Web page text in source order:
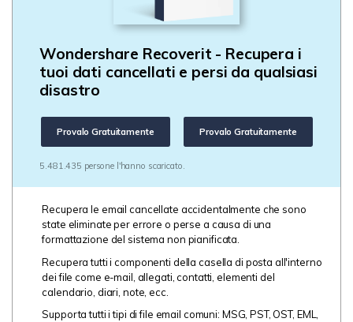
Wondershare Recoverit - Recupera i
tuoi dati cancellati e persi da qualsiasi
disastro
Provalo Gratuitamente Provalo Gratuitamente
5.481.435 persone l'hanno scaricato.
Recupera le email cancellate accidentalmente che sono
state eliminate per errore o perse a causa di una
formattazione del sistema non pianificata.
Recupera tutti i componenti della casella di posta all'interno
dei file come e-mail, allegati, contatti, elementi del
calendario, diari, note, ecc.
Supporta tutti i tipi di file email comuni: MSG, PST, OST, EML,